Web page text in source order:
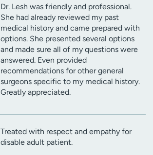
Dr. Lesh was friendly and professional.
She had already reviewed my past
medical history and came prepared with
options. She presented several options
and made sure all of my questions were
answered. Even provided
recommendations for other general
surgeons specific to my medical history.
Greatly appreciated.
Treated with respect and empathy for
disable adult patient.